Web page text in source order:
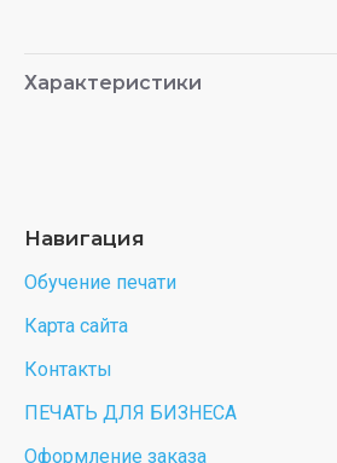
Характеристики
Навигация
Обучение печати
Карта сайта
Контакты
ПЕЧАТЬ ДЛЯ БИЗНЕСА
Оформление заказа